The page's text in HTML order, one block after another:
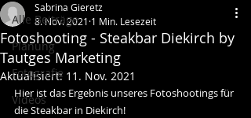
Alle Beiträge
Planung
Fotografie
Videos
Fotoshooting - Steakbar Diekirch by
Tautges Marketing
Sabrina Gieretz
8. Nov. 2021 1 Min. Lesezeit
Aktualisiert: 11. Nov. 2021
Hier ist das Ergebnis unseres Fotoshootings für
die Steakbar in Diekirch!